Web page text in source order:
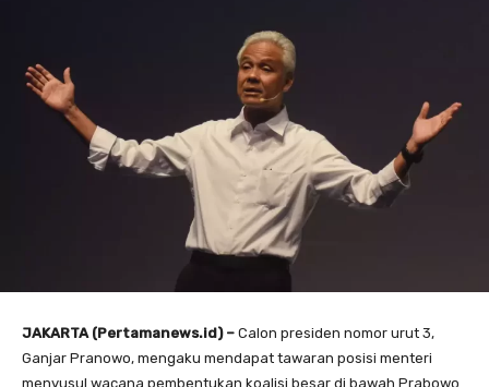
JAKARTA (Pertamanews.id) – Calon presiden nomor urut 3,
Ganjar Pranowo, mengaku mendapat tawaran posisi menteri
menyusul wacana pembentukan koalisi besar di bawah Prabowo